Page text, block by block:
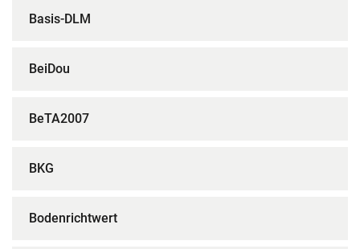
Basis-DLM
BeiDou
BeTA2007
BKG
Bodenrichtwert